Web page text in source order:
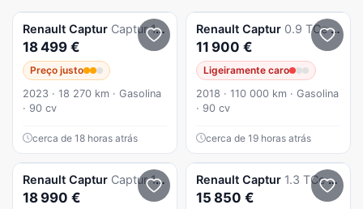
Renault Captur Captur 1.0 Tce Techno
18 499 €
Preço justo
2023 · 18 270 km · Gasolina
· 90 cv
cerca de 18 horas atrás
Renault Captur 0.9 TCe Exclusive
11 900 €
Ligeiramente caro
2018 · 110 000 km · Gasolina
· 90 cv
cerca de 19 horas atrás
Renault Captur Captur 1.5 dCi Exclusive
18 990 €
Renault Captur 1.3 TCe Exclusive EDC
15 850 €